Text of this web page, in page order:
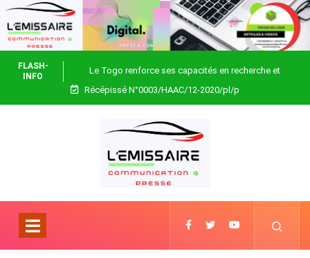
FLASH-
INFO
Le Togo renforce ses capacités en recherche et
biotechnologie
Récépissé N°0003/HAAC/12-2020/pl/p